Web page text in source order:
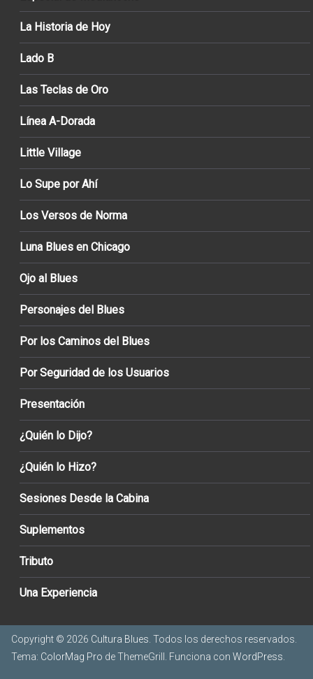
La Historia de Hoy
Lado B
Las Teclas de Oro
Línea A-Dorada
Little Village
Lo Supe por Ahí
Los Versos de Norma
Luna Blues en Chicago
Ojo al Blues
Personajes del Blues
Por los Caminos del Blues
Por Seguridad de los Usuarios
Presentación
¿Quién lo Dijo?
¿Quién lo Hizo?
Sesiones Desde la Cabina
Suplementos
Tributo
Una Experiencia
Copyright © 2026 Cultura Blues. Todos los derechos reservados.
Tema: ColorMag Pro de ThemeGrill. Funciona con WordPress.